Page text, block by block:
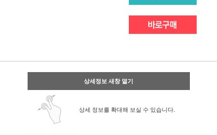
상세정보 새창 열기
상세 정보를 확대해 보실 수 있습니다.